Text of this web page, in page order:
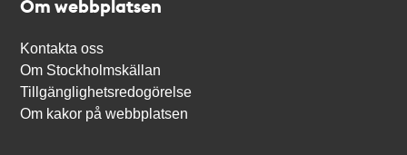
Om webbplatsen
Kontakta oss
Om Stockholmskällan
Tillgänglighetsredogörelse
Om kakor på webbplatsen